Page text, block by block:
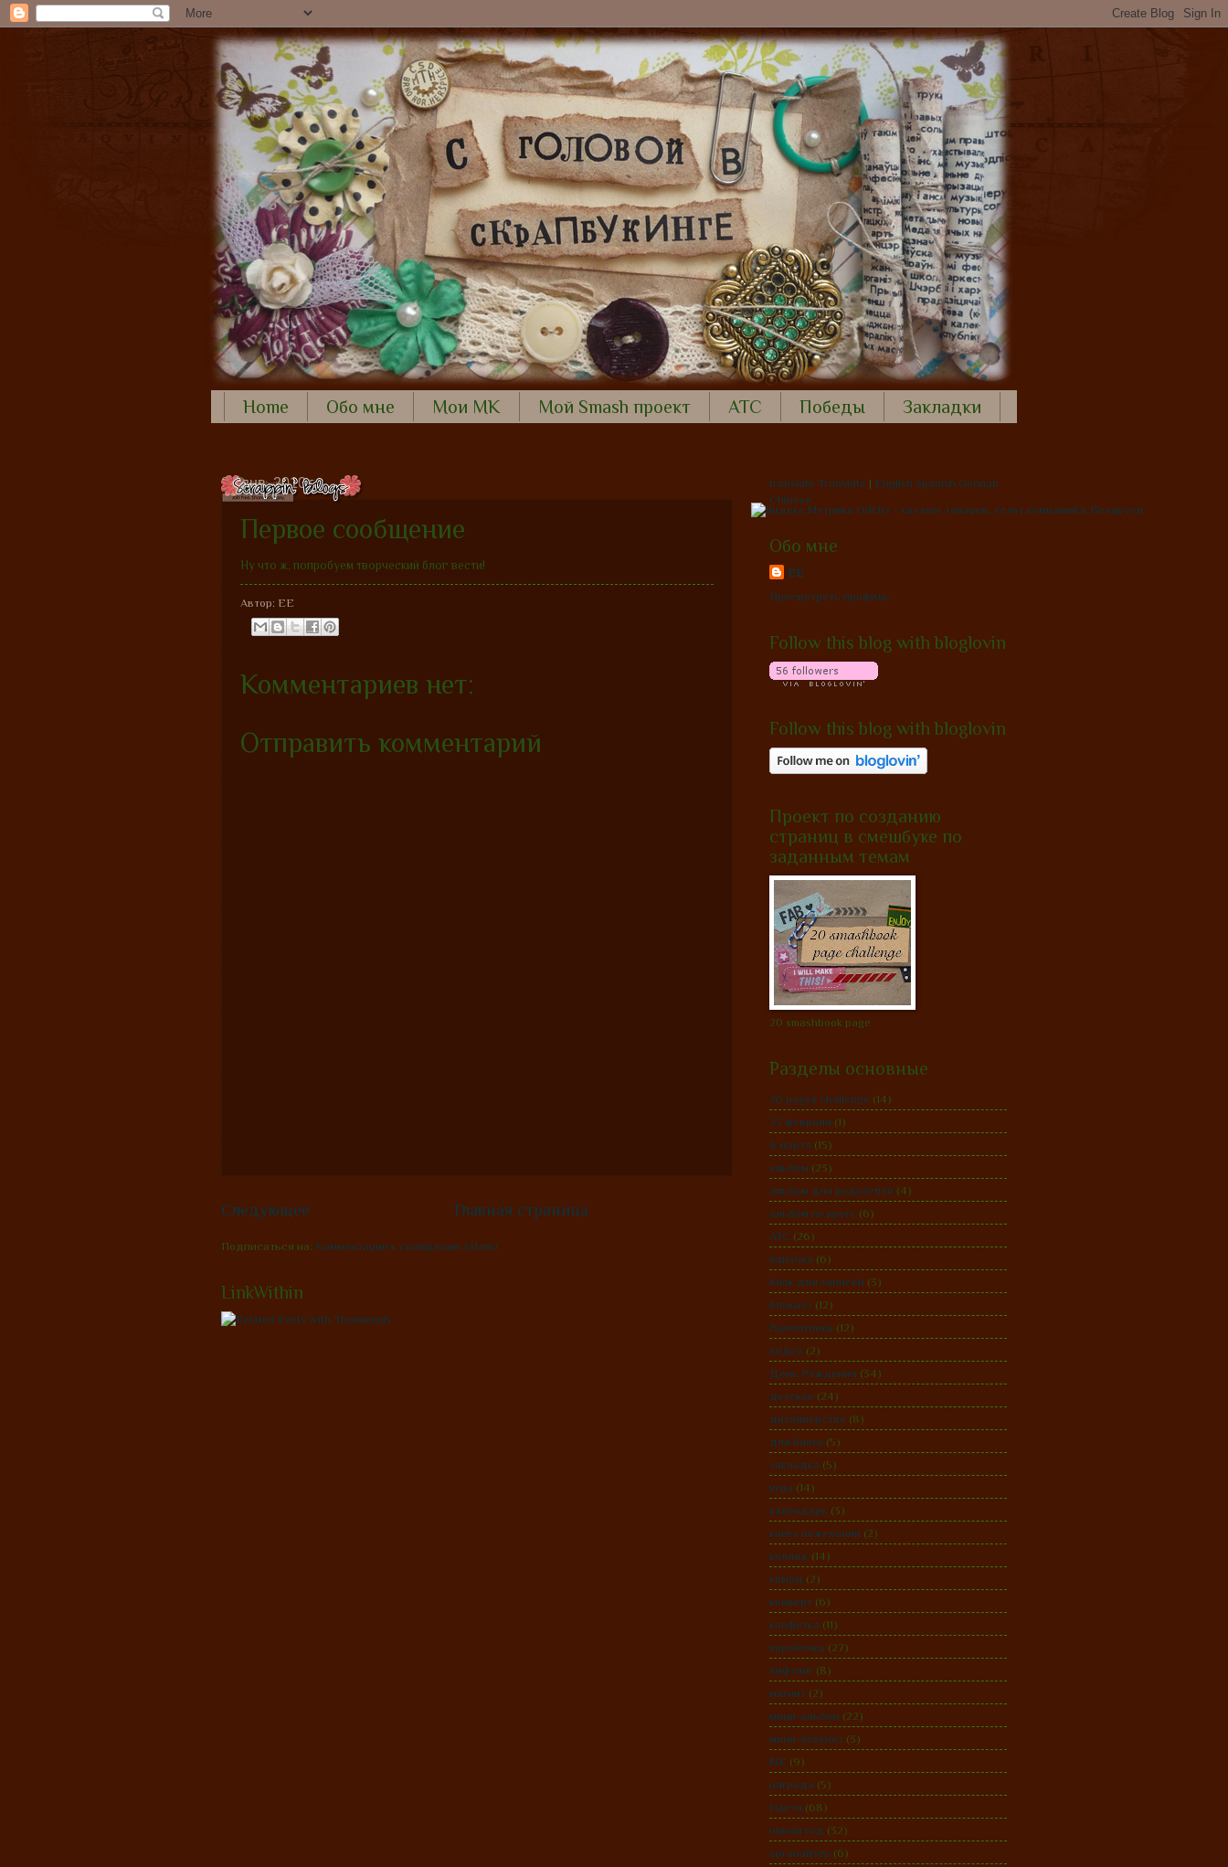
Home Обо мне Мои МК Мой Smash проект АТС Победы Закладки
21 янв. 2010 г.
Первое сообщение
Ну что ж, попробуем творческий блог вести!
Автор: EE
Комментариев нет:
Отправить комментарий
Следующее Главная страница
Подписаться на: Комментарии к сообщению (Atom)
LinkWithin
translate Translate | English Spanish German
Chinese
Обо мне
EE
Просмотреть профиль
Follow this blog with bloglovin
Follow this blog with bloglovin
Проект по созданию
страниц в смешбуке по
заданным темам
20 smashbook page
Разделы основные
20 pages challenge (14)
23 февраля (1)
8 марта (15)
альбом (23)
альбом для родителей (4)
альбом по кругу (6)
АТС (26)
баночка (6)
блок для записей (3)
блокнот (12)
Валентинка (12)
видео (2)
День Рождения (34)
детское (24)
дизайнерство (8)
для блога (5)
закладка (5)
игра (14)
календарь (3)
книга пожеланий (2)
коллаж (14)
комод (2)
конверт (6)
конфетка (11)
коробочка (27)
лифтинг (8)
магнит (2)
мини-альбом (22)
мини-блокнот (3)
МК (9)
награда (5)
Настя (68)
новый год (32)
органайзер (6)
OiR.by - каталог товаров, услуг компаний в Беларуси